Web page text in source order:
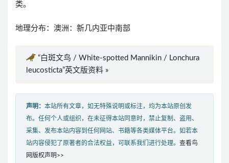
类。
地理分布：澳洲：新几内亚中南部
“白斑文鸟 / White-spotted Mannikin / Lonchura
leucosticta”英文版资料 »
声明： 本站所有文章，如无特殊说明或标注，均为本站原创发
布。任何个人或组织，在未征得本站同意时，禁止复制、盗用、
采集、发布本站内容到任何网站、书籍等各类媒体平台。如若本
站内容侵犯了原著者的合法权益，可联系我们进行处理。 查看鸟
网版权声明>>